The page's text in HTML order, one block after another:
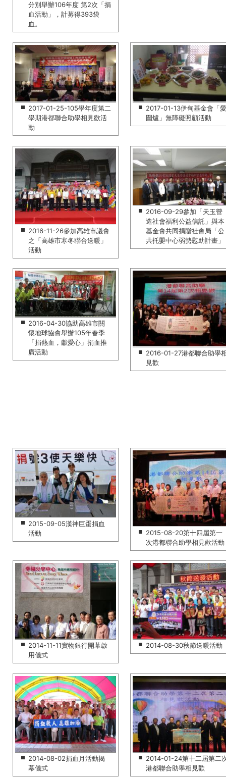
分別舉辦106年度 第2次「捐
血活動」，計募得393袋
血。
2017-01-25-105學年度第二
學期港都聯合助學相見歡活
動
2017-01-13伊甸基金會「愛
圍爐」無障礙照顧活動
2016-11-26參加高雄市議會
之「高雄市寒冬聯合送暖」
活動
2016-09-29參加「天玉營
造社會福利公益信託」與本
基金會共同捐贈社會局「公
共托嬰中心弱勢慰助計畫」
2016-04-30協助高雄市關
懷地球協會舉辦105年春季
「捐熱血，獻愛心」捐血推
廣活動
2016-01-27港都聯合助學
見歡
2015-09-05漢神巨蛋捐血
活動
2015-08-20第十四屆第一
次港都聯合助學相見歡活動
2014-11-11實物銀行開幕啟
用儀式
2014-08-30秋節送暖活動
2014-08-02捐血月活動揭
幕儀式
2014-01-24第十二屆第二
港都聯合助學相見歡